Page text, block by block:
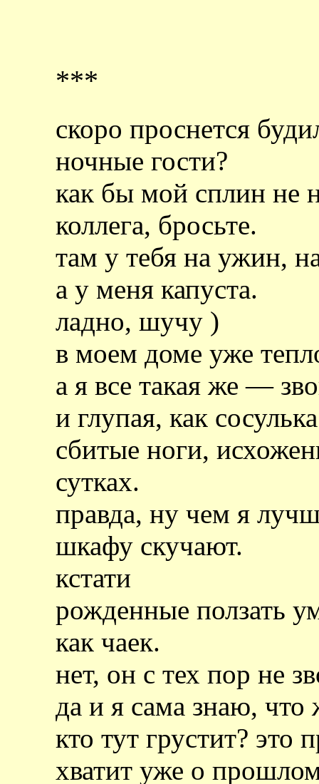
***
скоро проснется
ночные гости?
как бы мой сплин не
коллега, бросьте.
там у тебя на ужин,
а у меня капуста.
ладно, шучу )
в моем доме уже
а я все такая же —
и глупая, как
сбитые ноги,
сутках.
правда, ну чем я
шкафу скучают.
кстати
рожденные ползать
как чаек.
нет, он с тех пор не
да и я сама знаю,
кто тут грустит? это
хватит уже о